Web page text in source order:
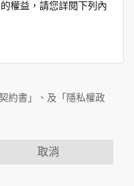
權益，請您詳閱下列內
處理在您使用網站服務
站所委託或參與管理的
功能服務時，我們將視
資料，並在該特定目的
約書」、及「隱私權政
取消